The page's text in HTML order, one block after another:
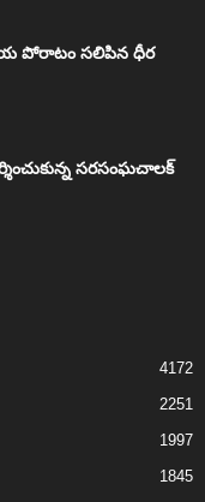
పోరాటం సలిపిన ధీర
సరసంఘచాలక్
4172
2251
1997
1845